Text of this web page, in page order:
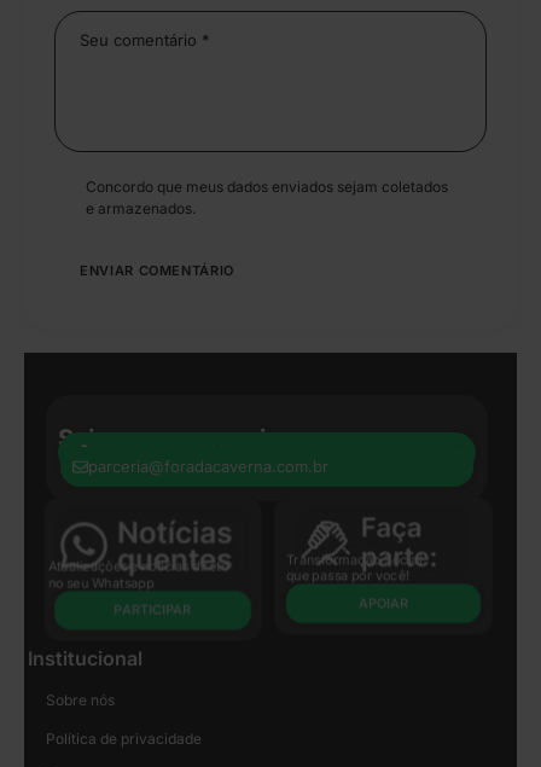
Concordo que meus dados enviados sejam coletados
e armazenados.
Seja nosso parceiro:
parceria@foradacaverna.com.br
Atualizações e notícias direto
no seu Whatsapp
PARTICIPAR
Transformação Social
que passa por você!
APOIAR
Institucional
Sobre nós
Política de privacidade